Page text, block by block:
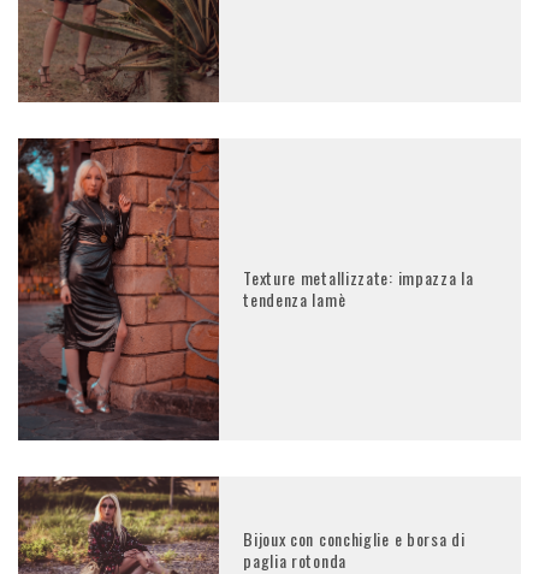
Texture metallizzate: impazza la
tendenza lamè
Bijoux con conchiglie e borsa di
paglia rotonda